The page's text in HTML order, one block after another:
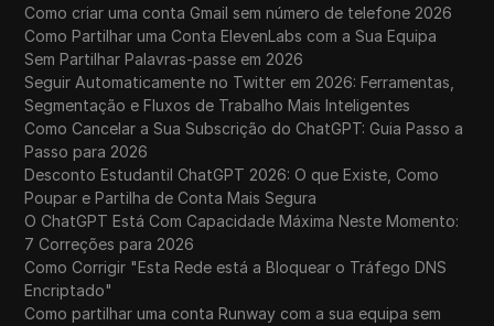
Como criar uma conta Gmail sem número de telefone 2026
Como Partilhar uma Conta ElevenLabs com a Sua Equipa
Sem Partilhar Palavras-passe em 2026
Seguir Automaticamente no Twitter em 2026: Ferramentas,
Segmentação e Fluxos de Trabalho Mais Inteligentes
Como Cancelar a Sua Subscrição do ChatGPT: Guia Passo a
Passo para 2026
Desconto Estudantil ChatGPT 2026: O que Existe, Como
Poupar e Partilha de Conta Mais Segura
O ChatGPT Está Com Capacidade Máxima Neste Momento:
7 Correções para 2026
Como Corrigir "Esta Rede está a Bloquear o Tráfego DNS
Encriptado"
Como partilhar uma conta Runway com a sua equipa sem